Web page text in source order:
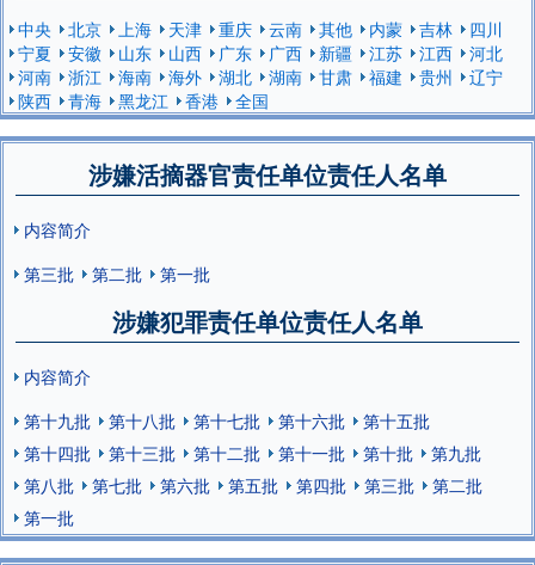
中央 北京 上海 天津 重庆 云南 其他 内蒙 吉林
四川
宁夏
安徽 山东 山西 广东 广西 新疆 江苏 江西
河北
河南
浙江 海南 海外 湖北 湖南 甘肃 福建 贵州
辽宁
陕西
青海 黑龙江 香港 全国
涉嫌活摘器官责任单位责任人名单
内容简介
第三批
第二批 第一批
涉嫌犯罪责任单位责任人名单
内容简介
第十九批
第十八批 第十七批 第十六批
第十五批
第十四批
第十三批 第十二批 第十一批 第十批
第九批
第八批
第七批 第六批 第五批 第四批 第三批
第二批
第一批